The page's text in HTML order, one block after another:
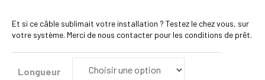
Et si ce câble sublimait votre installation ? Testez le chez vous, sur
votre système. Merci de nous contacter pour les conditions de prêt.
Longueur